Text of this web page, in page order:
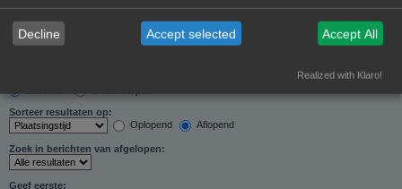
Alleen tekst
Alleen onderwerptitels
Alleen eerste bericht van onderwerp
Sorteer resultaten op:
Oplopend
Aflopend
Zoek in berichten van afgelopen:
Geef eerste:
Decline Accept selected Accept All
Realized with Klaro!